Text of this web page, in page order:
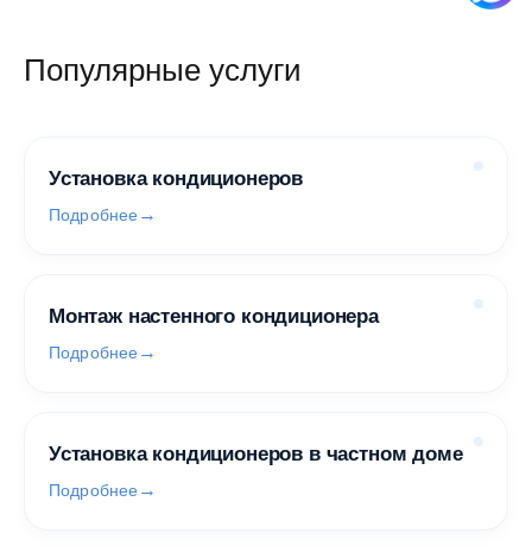
Популярные услуги
Установка кондиционеров
Подробнее
Монтаж настенного кондиционера
Подробнее
Установка кондиционеров в частном доме
Подробнее